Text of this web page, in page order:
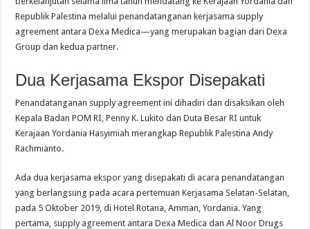
Republik Palestina melalui penandatanganan kerjasama supply
agreement antara Dexa Medica—yang merupakan bagian dari Dexa
Group dan kedua partner.
Dua Kerjasama Ekspor Disepakati
Penandatanganan supply agreement ini dihadiri dan disaksikan oleh
Kepala Badan POM RI, Penny K. Lukito dan Duta Besar RI untuk
Kerajaan Yordania Hasyimiah merangkap Republik Palestina Andy
Rachmianto.
Ada dua kerjasama ekspor yang disepakati di acara penandatangan
yang berlangsung pada acara pertemuan Kerjasama Selatan-Selatan,
pada 5 Oktober 2019, di Hotel Rotana, Amman, Yordania. Yang
pertama, supply agreement antara Dexa Medica dan Al Noor Drugs